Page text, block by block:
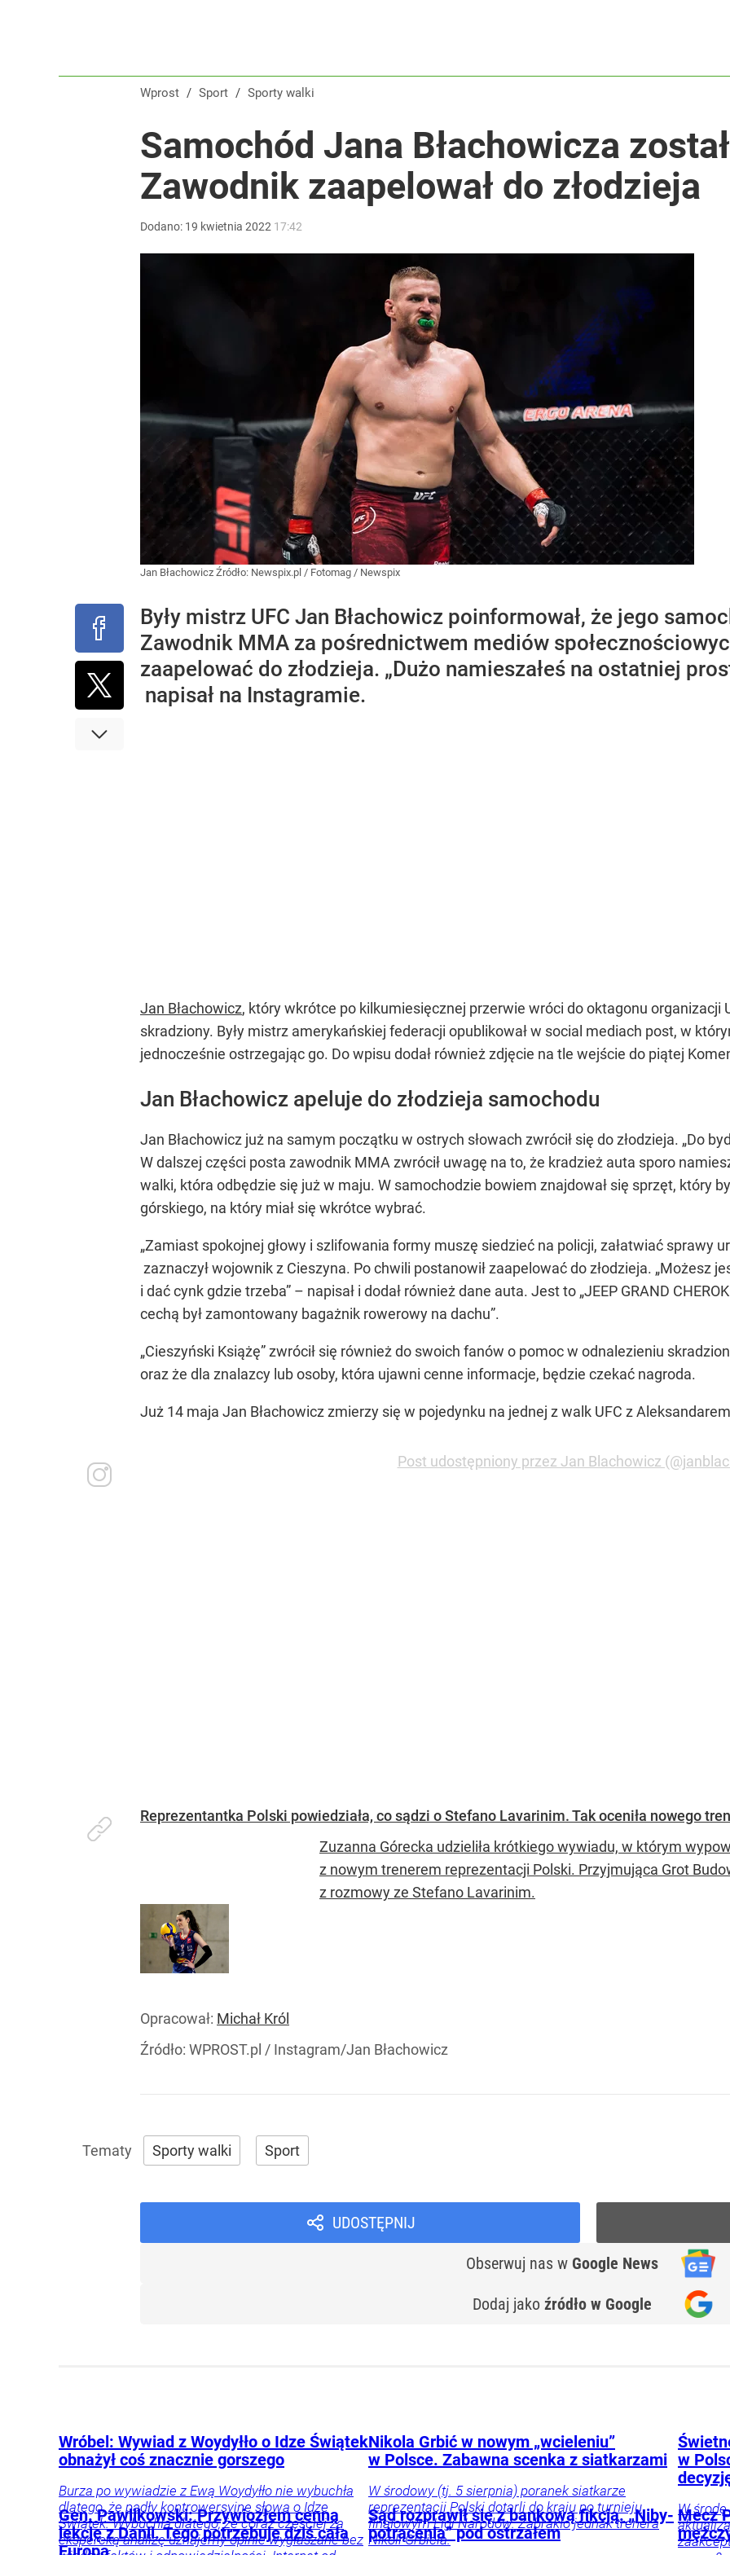
Farmacja: wzrost pod presją. co czeka branżę do 2030 roku?
Wprost / Sport / Sporty walki
Samochód Jana Błachowicza
Zawodnik zaapelował do złodzieja
Dodano: 19 kwietnia 2022 17:42
Jan Błachowicz Źródło: Newspix.pl / Fotomag / Newspix
Były mistrz UFC Jan Błachowicz poinformował, że jego
Zawodnik MMA za pośrednictwem mediów
zaapelować do złodzieja. „Dużo namieszałeś na ostatniej
napisał na Instagramie.
Jan Błachowicz, który wkrótce po kilkumiesięcznej przerwie wróci do oktagonu organizacji
skradziony. Były mistrz amerykańskiej federacji opublikował w social mediach post, w
jednocześnie ostrzegając go. Do wpisu dodał również zdjęcie na tle wejście do piątej
Jan Błachowicz apeluje do złodzieja samochodu
Jan Błachowicz już na samym początku w ostrych słowach zwrócił się do złodzieja. „Do
W dalszej części posta zawodnik MMA zwrócił uwagę na to, że kradzież auta sporo
walki, która odbędzie się już w maju. W samochodzie bowiem znajdował się sprzęt, który
górskiego, na który miał się wkrótce wybrać.
„Zamiast spokojnej głowy i szlifowania formy muszę siedzieć na policji, załatwiać sprawy
zaznaczył wojownik z Cieszyna. Po chwili postanowił zaapelować do złodzieja. „Możesz
i dać cynk gdzie trzeba” – napisał i dodał również dane auta. Jest to „JEEP GRAND
cechą był zamontowany bagażnik rowerowy na dachu”.
„Cieszyński Książę” zwrócił się również do swoich fanów o pomoc w odnalezieniu
oraz że dla znalazcy lub osoby, która ujawni cenne informacje, będzie czekać nagroda.
Już 14 maja Jan Błachowicz zmierzy się w pojedynku na jednej z walk UFC z
Post udostępniony przez Jan Blachowicz
Reprezentantka Polski powiedziała, co sądzi o Stefano Lavarinim. Tak oceniła nowego
Zuzanna Górecka udzieliła krótkiego wywiadu, w którym
z nowym trenerem reprezentacji Polski. Przyjmująca Grot
z rozmowy ze Stefano Lavarinim.
Opracował: Michał Król
Źródło: WPROST.pl / Instagram/Jan Błachowicz
Sporty walki Sport
UDOSTĘPNIJ
Obserwuj nas w Google News
Dodaj jako źródło w Google
Wróbel: Wywiad z Woydyłło o Idze Świątek
obnażył coś znacznie gorszego
Burza po wywiadzie z Ewą Woydyłło nie wybuchła
dlatego, że padły kontrowersyjne słowa o Idze
Świątek. Wybuchła dlatego, że coraz częściej za
ekspercką analizę uznajemy opinie wygłaszane bez
Nikola Grbić w nowym „wcieleniu”
w Polsce. Zabawna scenka z siatkarzami
W środowy (tj. 5 sierpnia) poranek siatkarze
reprezentacji Polski dotarli do kraju po turnieju
finałowym Ligi Narodów. Zabrakło jednak trenera
Nikoli Grbicia.
w
W
Gen. Pawlikowski: Przywiozłem cenną
lekcję z Danii. Tego potrzebuje dziś cała
Europa
Sąd rozprawił się z bankową fikcją. „Niby-
potrącenia” pod ostrzałem
Mecz